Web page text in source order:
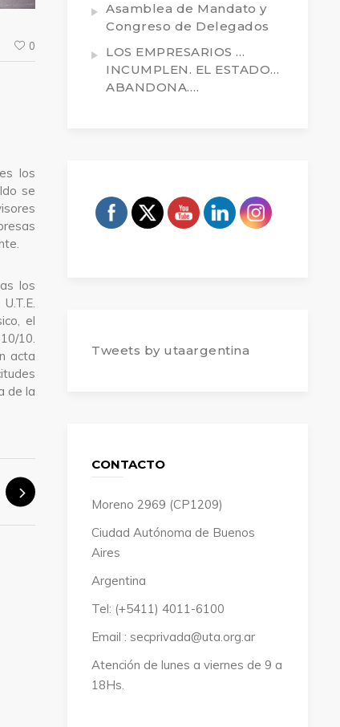
0
los
se
los
el
10.
acta
de la
Asamblea de Mandato y
Congreso de Delegados
LOS EMPRESARIOS …
INCUMPLEN. EL ESTADO…
ABANDONA….
Tweets by utaargentina
CONTACTO
Moreno 2969 (CP1209)
Ciudad Autónoma de Buenos
Aires
Argentina
Tel: (+5411) 4011-6100
Email : secprivada@uta.org.ar
Atención de lunes a viernes de 9 a
18Hs.